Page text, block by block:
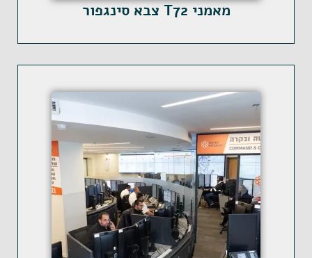
מאמני T72 צבא סינגפור